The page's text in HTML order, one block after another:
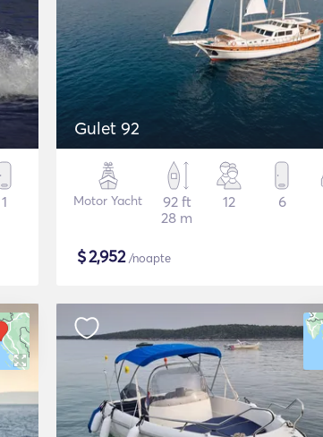
1
Gulet 92
Motor Yacht
92 ft
28 m
12 6
$2,952/noapte